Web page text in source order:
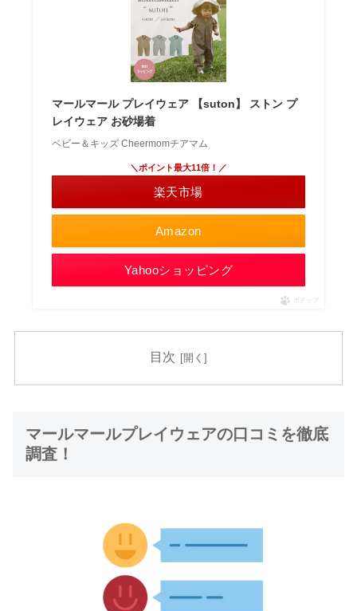
マールマール プレイウェア 【suton】 ストン プ
レイウェア お砂場着
ベビー＆キッズ Cheermomチアマム
Amazon
＼ポイント最大11倍！／
楽天市場
Yahooショッピング
ポチップ
目次
マールマールプレイウェアの口コミを徹底
調査！